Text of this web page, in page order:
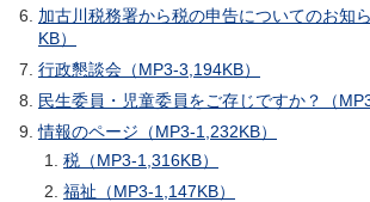
加古川税務署から税の申告についてのお知
KB）
行政懇談会（MP3-3,194KB）
民生委員・児童委員をご存じですか？（
情報のページ（MP3-1,232KB）
税（MP3-1,316KB）
福祉（MP3-1,147KB）